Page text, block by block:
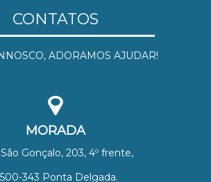
CONTATOS
ADORAMOS AJUDAR!
MORADA
Gonçalo, 203, 4º frente,
343 Ponta Delgada.